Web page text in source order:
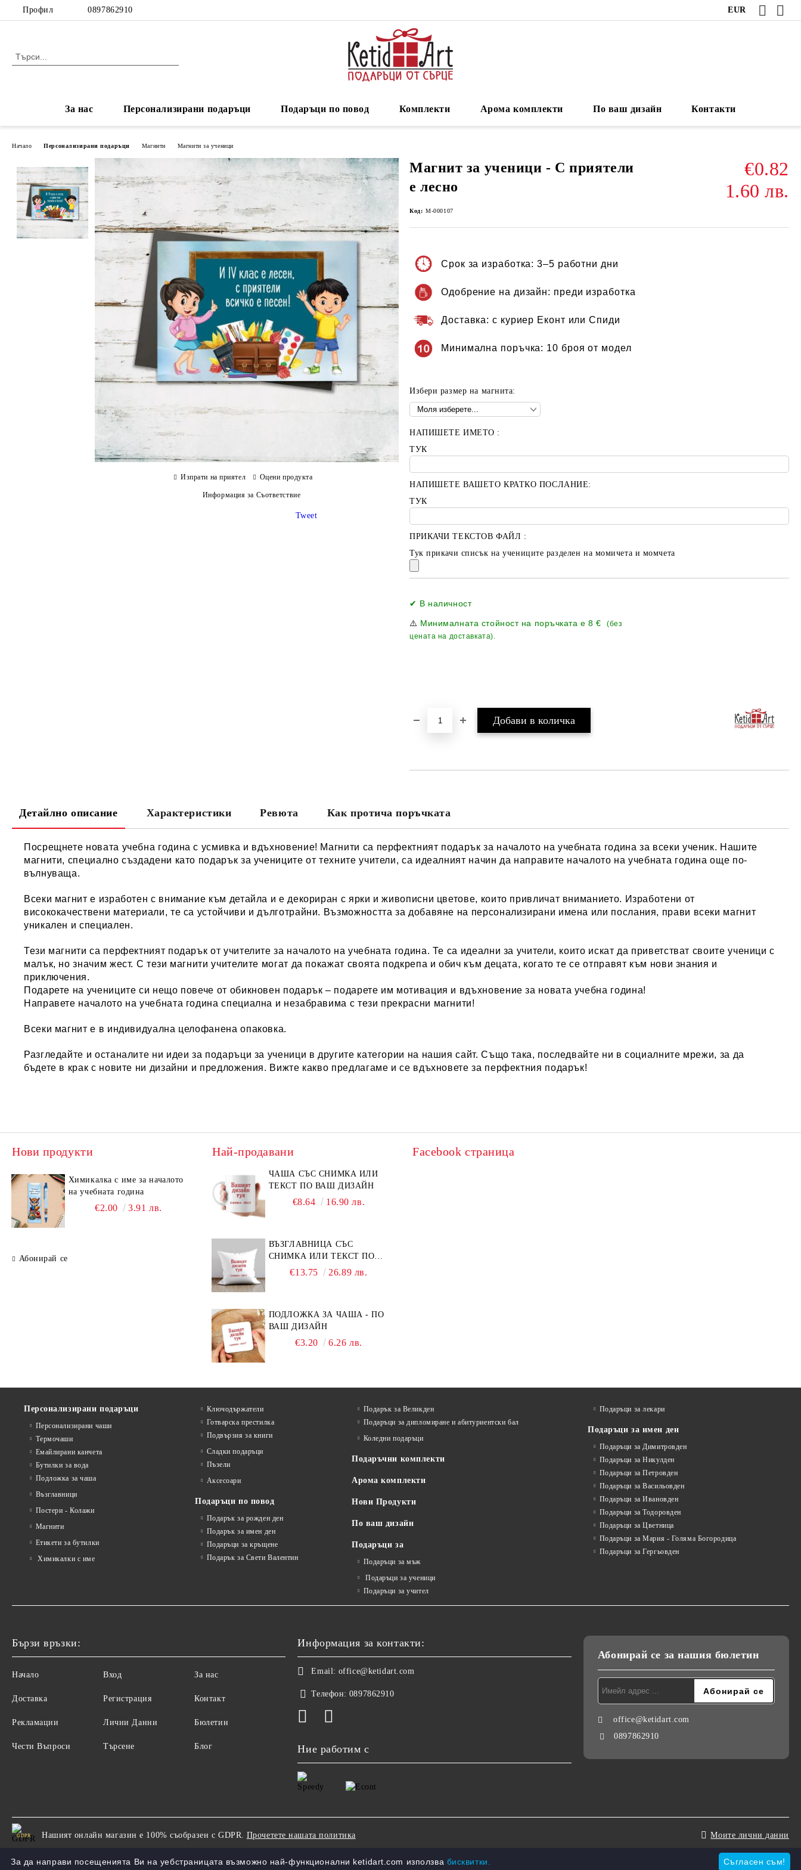
Профил 0897862910 EUR
За нас Персонализирани подаръци Подаръци по повод Комплекти Арома комплекти По ваш дизайн Контакти
Начало Персонализирани подаръци Магнити Магнити за ученици
Магнит за ученици - С приятели
е лесно
€0.82
1.60 лв.
Код: М-000107
Срок за изработка: 3–5 работни дни
Одобрение на дизайн: преди изработка
Доставка: с куриер Еконт или Спиди
Минимална поръчка: 10 броя от модел
Избери размер на магнита:
НАПИШЕТЕ ИМЕТО :
ТУК
НАПИШЕТЕ ВАШЕТО КРАТКО ПОСЛАНИЕ:
ТУК
ПРИКАЧИ ТЕКСТОВ ФАЙЛ :
Тук прикачи списък на учениците разделен на момичета и момчета
✔ В наличност
⚠️ Минималната стойност на поръчката е8 €
(без
цената на доставката).
Изпрати на приятел Оцени продукта
Информация за Съответствие
Tweet
Детайлно описание Характеристики Ревюта Как протича поръчката
Посрещнете новата учебна година с усмивка и вдъхновение! Магнити са перфектният подарък за началото на учебната година за всеки ученик. Нашите
магнити, специално създадени като подарък за учениците от техните учители, са идеалният начин да направите началото на учебната година още по-
вълнуваща.
Всеки магнит е изработен с внимание към детайла и е декориран с ярки и живописни цветове, които привличат вниманието. Изработени от
висококачествени материали, те са устойчиви и дълготрайни. Възможността за добавяне на персонализирани имена или послания, прави всеки магнит
уникален и специален.
Тези магнити са перфектният подарък от учителите за началото на учебната година. Те са идеални за учители, които искат да приветстват своите ученици с
малък, но значим жест. С тези магнити учителите могат да покажат своята подкрепа и обич към децата, когато те се отправят към нови знания и
приключения.
Подарете на учениците си нещо повече от обикновен подарък – подарете им мотивация и вдъхновение за новата учебна година!
Направете началото на учебната година специална и незабравима с тези прекрасни магнити!
Всеки магнит е в индивидуална целофанена опаковка.
Разгледайте и останалите ни идеи за подаръци за ученици в другите категории на нашия сайт. Също така, последвайте ни в социалните мрежи, за да
бъдете в крак с новите ни дизайни и предложения. Вижте какво предлагаме и се вдъхновете за перфектния подарък!
Нови продукти
Химикалка с име за началото
на учебната година
€2.00 3.91 лв.
Абонирай се
Най-продавани
ЧАША СЪС СНИМКА ИЛИ
ТЕКСТ ПО ВАШ ДИЗАЙН
€8.64 16.90 лв.
ВЪЗГЛАВНИЦА СЪС
СНИМКА ИЛИ ТЕКСТ ПО
ВАШ ДИЗАЙН
€13.75 26.89 лв.
ПОДЛОЖКА ЗА ЧАША - ПО
ВАШ ДИЗАЙН
€3.20 6.26 лв.
Facebook страница
Персонализирани подаръци
Персонализирани чаши
Термочаши
Емайлирани канчета
Бутилки за вода
Подложка за чаша
Възглавници
Постери - Колажи
Магнити
Етикети за бутилки
Химикалки с име
Ключодържатели
Готварска престилка
Подвързия за книги
Сладки подаръци
Пъзели
Аксесоари
Подаръци по повод
Подарък за рожден ден
Подарък за имен ден
Подаръци за кръщене
Подарък за Свети Валентин
Подарък за Великден
Подаръци за дипломиране и абитуриентски бал
Коледни подаръци
Подаръчни комплекти
Арома комплекти
Нови Продукти
По ваш дизайн
Подаръци за
Подаръци за мъж
Подаръци за ученици
Подаръци за учител
Подаръци за лекари
Подаръци за имен ден
Подаръци за Димитровден
Подаръци за Никулден
Подаръци за Петровден
Подаръци за Васильовден
Подаръци за Ивановден
Подаръци за Тодоровден
Подаръци за Цветница
Подаръци за Мария - Голяма Богородица
Подаръци за Гергьовден
Бързи връзки:
Начало
Доставка
Рекламации
Чести Въпроси
Вход
Регистрация
Лични Данни
Търсене
За нас
Контакт
Бюлетин
Блог
Информация за контакти:
Email: office@ketidart.com
Телефон: 0897862910
Ние работим с
Абонирай се за нашия бюлетин
office@ketidart.com
0897862910
GDPR Нашият онлайн магазин е 100% съобразен с GDPR. Прочетете нашата политика Моите лични данни
Онлайн магазин от SELITON Съгласен съм!
За да направи посещенията Ви на уебстраницата възможно най-функционални ketidart.com използва бисквитки.